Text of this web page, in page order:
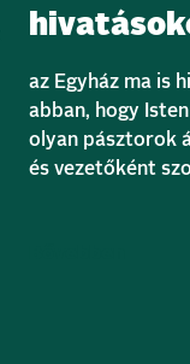
az Egyház ma is
abban, hogy
olyan pásztorok
és vezetőként